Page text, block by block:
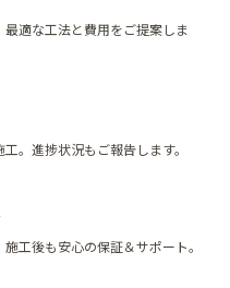
適な工法と費用をご提案しま
。進捗状況もご報告します。
工後も安心の保証＆サポート。